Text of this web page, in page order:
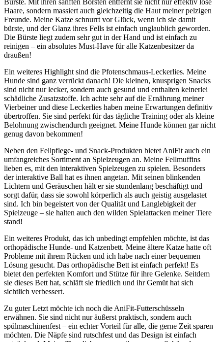
Bürste. Mit ihren sanften ‍Borsten⁣ entfernt sie nicht ‌nur⁢ effektiv ⁣lose
Haare, sondern massiert ⁣auch ‍gleichzeitig die Haut‍ meiner pelzigen
Freunde. Meine Katze schnurrt ​vor Glück, wenn ‌ich sie⁤ damit
bürste,‌ und‍ der Glanz ‌ihres‌ Fells ⁢ist einfach unglaublich geworden.
Die Bürste liegt zudem sehr gut in der Hand und ist einfach zu⁣
reinigen – ein absolutes Must-Have⁤ für alle ​Katzenbesitzer⁢ da
‌draußen!
Ein weiteres⁣ Highlight⁢ sind die Pfotenschmaus-Leckerlies. Meine
Hunde sind ganz verrückt danach! Die kleinen, knusprigen ​Snacks
‌sind ‍nicht nur⁢ lecker, sondern auch gesund​ und ⁤enthalten keinerlei
schädliche Zusatzstoffe. Ich achte sehr auf ⁣die ‌Ernährung ‍meiner
⁢Vierbeiner und diese Leckerlies haben meine Erwartungen ‍definitiv‌
übertroffen. Sie⁢ sind ‍perfekt für das ⁣tägliche Training‌ oder als kleine
Belohnung zwischendurch geeignet. Meine Hunde können gar nicht
genug davon ⁢bekommen!
Neben den Fellpflege- und Snack-Produkten bietet AniFit ‍auch ein
umfangreiches Sortiment ​an Spielzeugen an. Meine Fellmuffins
lieben es, mit den‍ interaktiven ⁤Spielzeugen zu spielen. ⁢Besonders
der ‌interaktive Ball⁢ hat es ihnen angetan. Mit seinen blinkenden
Lichtern⁤ und Geräuschen ‍hält er‍ sie stundenlang beschäftigt und
sorgt dafür, ⁣dass sie sowohl ⁣körperlich als auch geistig‍ ausgelastet
‍sind. Ich⁤ bin begeistert von der⁣ Qualität und Langlebigkeit der
⁤Spielzeuge – sie halten auch den ‍wilden Spielattacken meiner Tiere
⁢stand!
Ein weiteres​ Produkt, das ich unbedingt empfehlen möchte, ist das
orthopädische Hunde- und Katzenbett. Meine ältere Katze hatte oft
Probleme mit ihrem Rücken und ich ⁤habe nach einer bequemen
Lösung gesucht. Das ​orthopädische Bett ​ist⁣ einfach perfekt! Es
bietet‌ den perfekten Komfort und Stütze für ihre Gelenke. Seitdem
‍sie‍ dieses Bett hat, ‌schläft ​sie friedlich und ihr‌ Gemüt hat sich
sichtlich ⁣verbessert.
Zu‍ guter Letzt ‍möchte ich noch die‍ AniFit-Futterschüsseln
erwähnen. Sie sind⁢ nicht‍ nur äußerst praktisch, sondern⁣ auch
spülmaschinenfest – ein⁣ echter Vorteil für alle, die gerne Zeit sparen
‍möchten. Die Näpfe ‌sind rutschfest und​ das Design ist⁣ einfach